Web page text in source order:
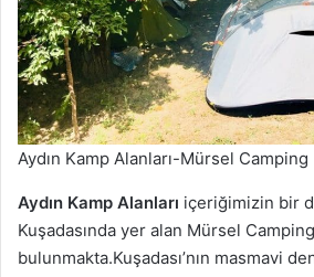
Aydın Kamp Alanları-Mürsel Camping
Aydın Kamp Alanları içeriğimizin bir
Kuşadasında yer alan Mürsel Camping
bulunmakta.Kuşadası’nın masmavi